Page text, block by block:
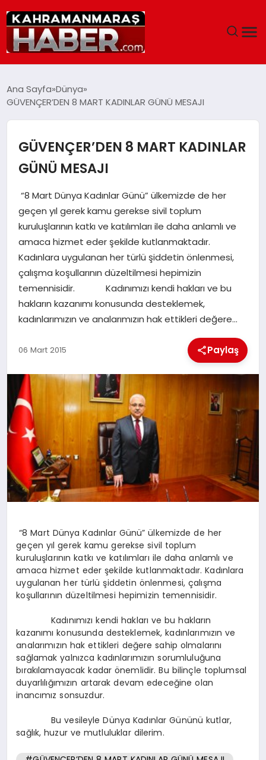
SIYASET
EĞITIM
EKONOMI
SAĞLIK
GENEL
SPOR
İLÇE HABERLERI
DÜNYA
YAZARLAR
KÜNYE
Ana Sayfa Dünya
GÜVENÇER’DEN 8 MART KADINLAR
“8 Mart Dünya Kadınlar Günü” ülkemizde de her
geçen yıl gerek kamu gerekse sivil toplum
kuruluşlarının katkı ve katılımları ile daha anlamlı ve
amaca hizmet eder şekilde kutlanmaktadır.
Kadınlara uygulanan her türlü şiddetin önlenmesi,
çalışma koşullarının düzeltilmesi hepimizin
temennisidir. Kadınımızı kendi hakları ve bu
hakların kazanımı konusunda desteklemek,
kadınlarımızın ve analarımızın hak ettikleri değere…
06 Mart 2015 Paylaş
“8 Mart Dünya Kadınlar Günü” ülkemizde de her
geçen yıl gerek kamu gerekse sivil toplum
kuruluşlarının katkı ve katılımları ile daha anlamlı ve
amaca hizmet eder şekilde kutlanmaktadır. Kadınlara
uygulanan her türlü şiddetin önlenmesi, çalışma
koşullarının düzeltilmesi hepimizin temennisidir.
Kadınımızı kendi hakları ve bu hakların
kazanımı konusunda desteklemek, kadınlarımızın ve
analarımızın hak ettikleri değere sahip olmalarını
sağlamak yalnızca kadınlarımızın sorumluluğuna
bırakılamayacak kadar önemlidir. Bu bilinçle toplumsal
duyarlılığımızın artarak devam edeceğine olan
inancımız sonsuzdur.
Bu vesileyle Dünya Kadınlar Gününü kutlar,
sağlık, huzur ve mutluluklar dilerim.